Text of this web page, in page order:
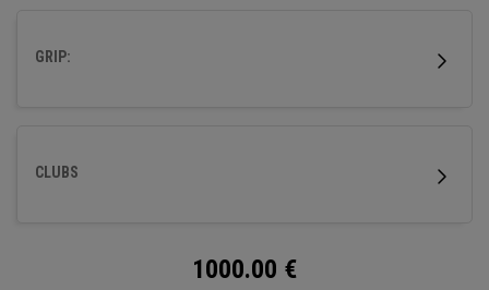
GRIP:
CLUBS
1000.00 €